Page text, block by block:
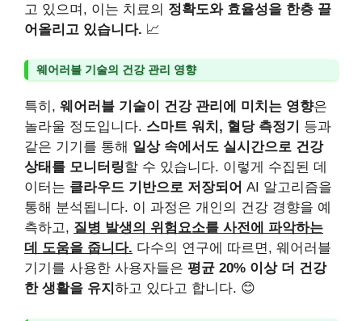
고 있으며, 이는 치료의 정확도와 효율성을 한층 끌
어올리고 있습니다. 📈
웨어러블 기술의 건강 관리 영향
특히, 웨어러블 기술이 건강 관리에 미치는 영향은
놀라울 정도입니다. 스마트 워치, 혈당 측정기
등과
같은 기기를 통해 일상 속에서도 실시간으로 건강
상태를 모니터링할 수 있습니다. 이렇게 수집된 데
이터는 클라우드 기반으로 저장되어 AI 알고리즘을
통해 분석됩니다. 이 과정은 개인의 건강 경향을 예
측하고, 질병 발생의 위험요소를 사전에 파악하는
데 도움을 줍니다. 다수의 연구에 따르면, 웨어러블
기기를 사용한 사용자들은 평균 20% 이상 더 건강
한 생활을 유지 하고 있다고 합니다. 😊